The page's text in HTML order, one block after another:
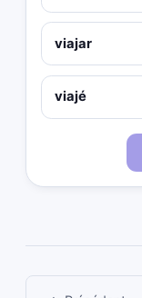
viajar
viajé